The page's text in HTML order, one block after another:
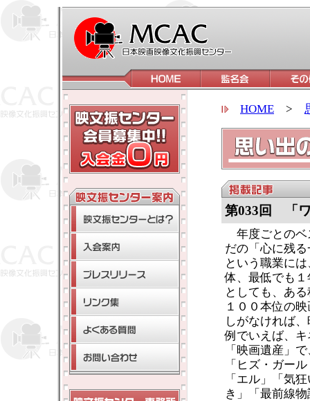
HOME >
第033回 「ワ
年度ごとのベ
だの「心に残
という職業に
体、最低でも
としても、あ
１００本位の
しがなければ
例でいえば、
「映画遺産」
「ヒズ・ガー
「エル」「気
き」「最前線